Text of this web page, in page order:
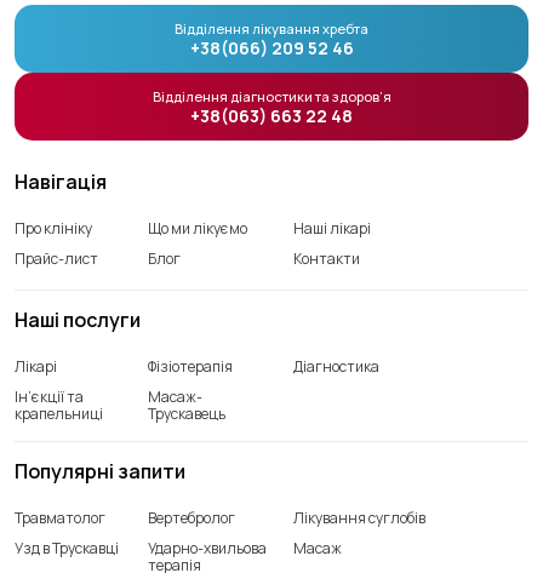
Навігація
Про клініку Що ми лікуємо
Наші лікарі
Прайс-лист
Блог Контакти
Наші послуги
Лікарі Фізіотерапія
Діагностика
Ін’єкції та
крапельниці
Масаж-
Трускавець
Популярні запити
Травматолог Вертебролог
Лікування суглобів
Узд в Трускавці
Ударно-хвильова
терапія
Масаж
Відділення лікування хребта
+38(066) 209 52 46
Відділення діагностики та здоров’я
+38(063) 663 22 48